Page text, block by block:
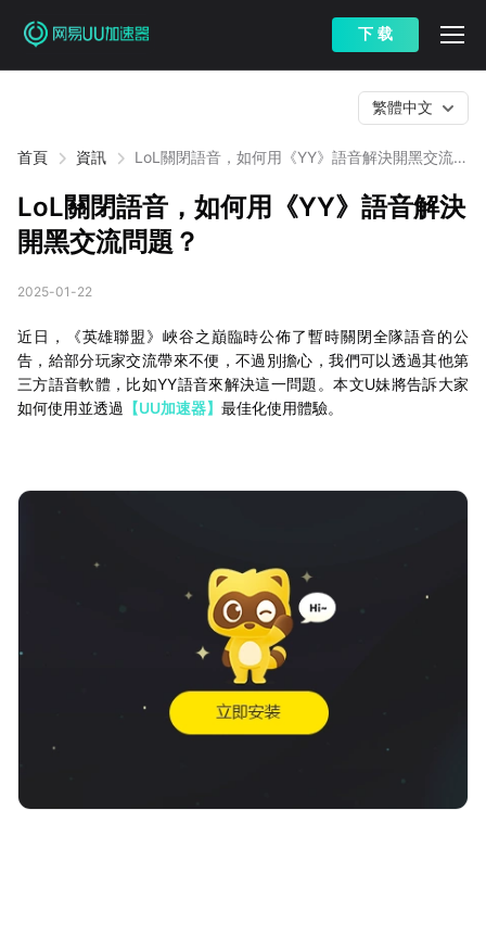
下 载
首頁 資訊
LoL關閉語音，如何用《YY》語音解決開黑交流問
繁體中文
LoL關閉語音，如何用《YY》語音解決
開黑交流問題？
2025-01-22
近日，《英雄聯盟》峽谷之巔臨時公佈了暫時關閉全隊語音的公
告，給部分玩家交流帶來不便，不過別擔心，我們可以透過其他第
三方語音軟體，比如YY語音來解決這一問題。本文U妹將告訴大家
如何使用並透過 【UU加速器】 最佳化使用體驗。